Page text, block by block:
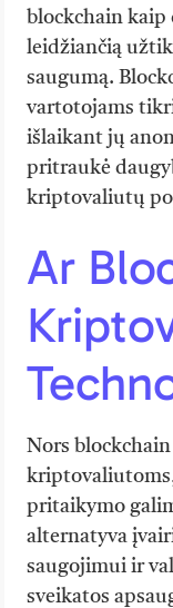
blockchain
leidžiančią
saugumą.
vartotojams
išlaikant jų
pritraukė
kriptovaliutų
Ar
Nors
pritaikymo
alternatyva
saugojimui ir
sveikatos